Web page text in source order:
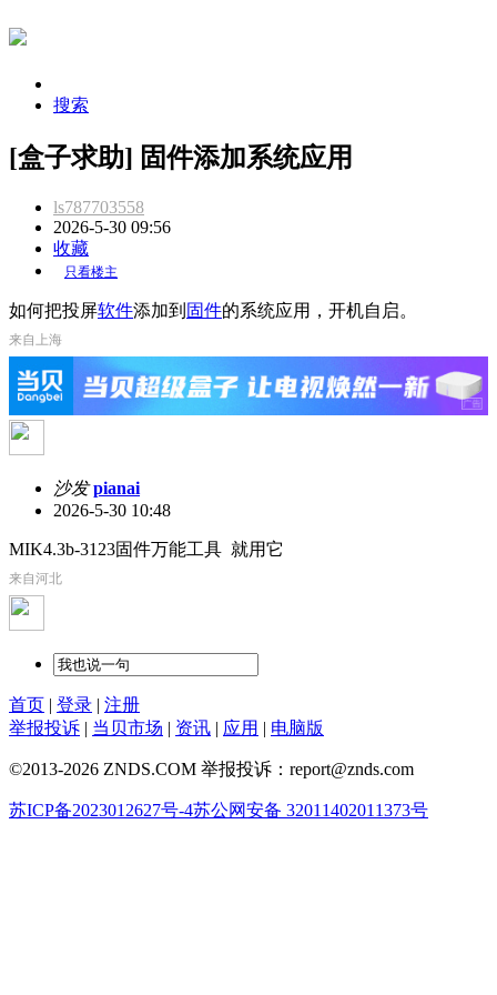
搜索
[盒子求助] 固件添加系统应用
ls787703558
2026-5-30 09:56
收藏
只看楼主
如何把投屏软件添加到 固件的系统应用，开机自启。
来自上海
沙发 pianai
2026-5-30 10:48
MIK4.3b-3123固件万能工具 就用它
来自河北
首页 | 登录 | 注册
举报投诉 | 当贝市场 | 资讯 | 应用 | 电脑版
©2013-2026 ZNDS.COM 举报投诉：report@znds.com
苏ICP备2023012627号-4苏公网安备 32011402011373号